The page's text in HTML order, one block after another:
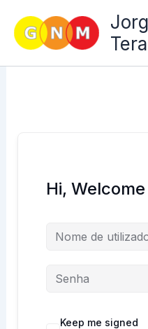
content
Hi,
Keep me signed